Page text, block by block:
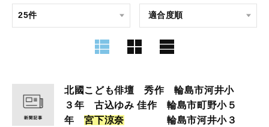
北國こども俳壇 秀作 輪島市河井小
３年 古込ゆみ 佳作 輪島市町野小５
年宮下涼奈 輪島市河井小３